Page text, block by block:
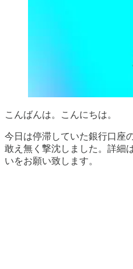
こんばんは。こんにちは。
今日は停滞していた銀行口座
敢え無く撃沈しました。詳細
いをお願い致します。